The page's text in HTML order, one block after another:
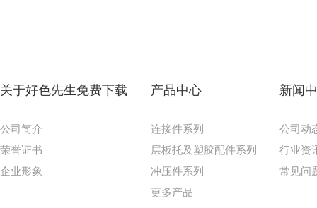
关于好色先生免费下载
公司简介
荣誉证书
企业形象
产品中心
连接件系列
层板托及塑胶配件系列
冲压件系列
更多产品
新闻
公司动
行业资
常见问